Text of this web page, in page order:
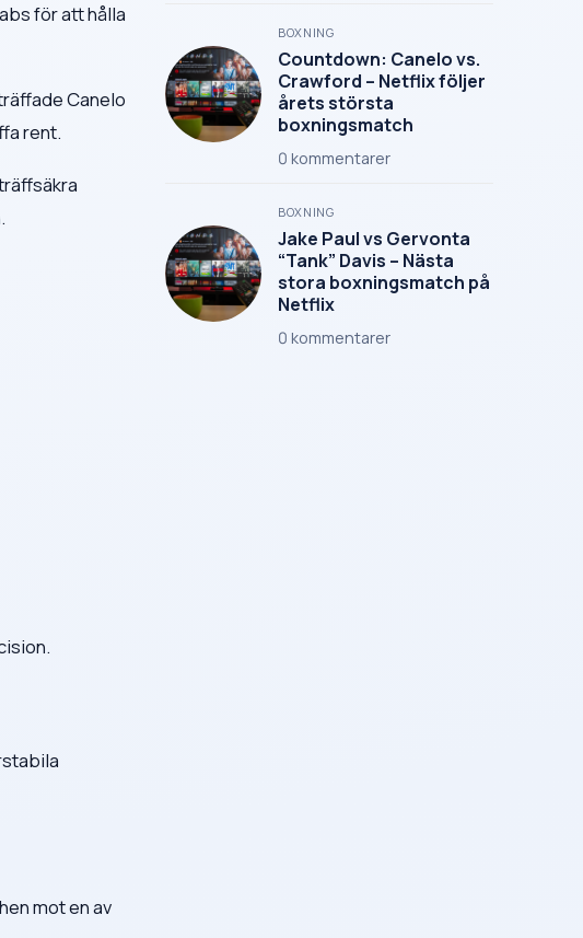
för att hålla
Canelo
rent.
mot en av
BOXNING
Countdown: Canelo vs.
Crawford – Netflix följer
årets största
boxningsmatch
0 kommentarer
BOXNING
Jake Paul vs Gervonta
“Tank” Davis – Nästa
stora boxningsmatch på
Netflix
0 kommentarer